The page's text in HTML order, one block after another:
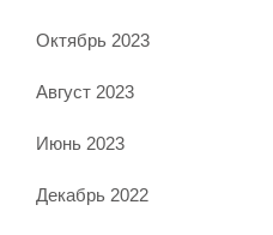
Октябрь 2023
Август 2023
Июнь 2023
Декабрь 2022